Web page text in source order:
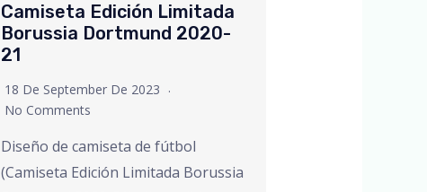
Camiseta Edición Limitada
Borussia Dortmund 2020-
21
18 De September De 2023
No Comments
Diseño de camiseta de fútbol
(Camiseta Edición Limitada Borussia